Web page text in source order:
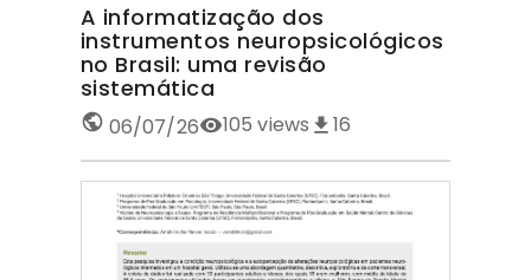
A informatização dos
instrumentos neuropsicológicos
no Brasil: uma revisão
sistemática
06/07/26 105 views 16